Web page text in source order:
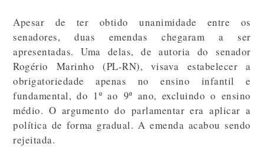
Apesar de ter obtido unanimidade entre os
senadores, duas emendas chegaram a ser
apresentadas. Uma delas, de autoria do senador
Rogério Marinho (PL-RN), visava estabelecer a
obrigatoriedade apenas no ensino infantil e
fundamental, do 1º ao 9º ano, excluindo o ensino
médio. O argumento do parlamentar era aplicar a
política de forma gradual. A emenda acabou sendo
rejeitada.